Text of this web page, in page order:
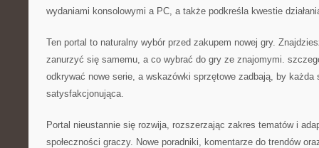
wydaniami konsolowymi a PC, a także podkreśla kwestie
Ten portal to naturalny wybór przed zakupem nowej gry.
zanurzyć się samemu, a co wybrać do gry ze znajomymi.
odkrywać nowe serie, a wskazówki sprzętowe zadbają, by każda
satysfakcjonująca.
Portal nieustannie się rozwija, rozszerzając zakres tematów i
społeczności graczy. Nowe poradniki, komentarze do trendów